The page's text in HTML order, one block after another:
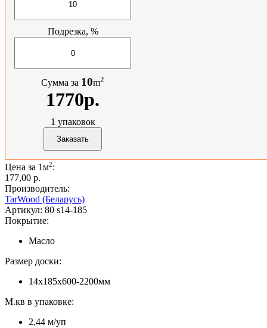
Подрезка, %
Сумма за 10m2
1770р.
1 упаковок
Цена за 1м2:
177,00 p.
Производитель:
TarWood (Беларусь)
Артикул: 80 s14-185
Покрытие:
Масло
Размер доски:
14х185х600-2200мм
М.кв в упаковке:
2,44 м/уп